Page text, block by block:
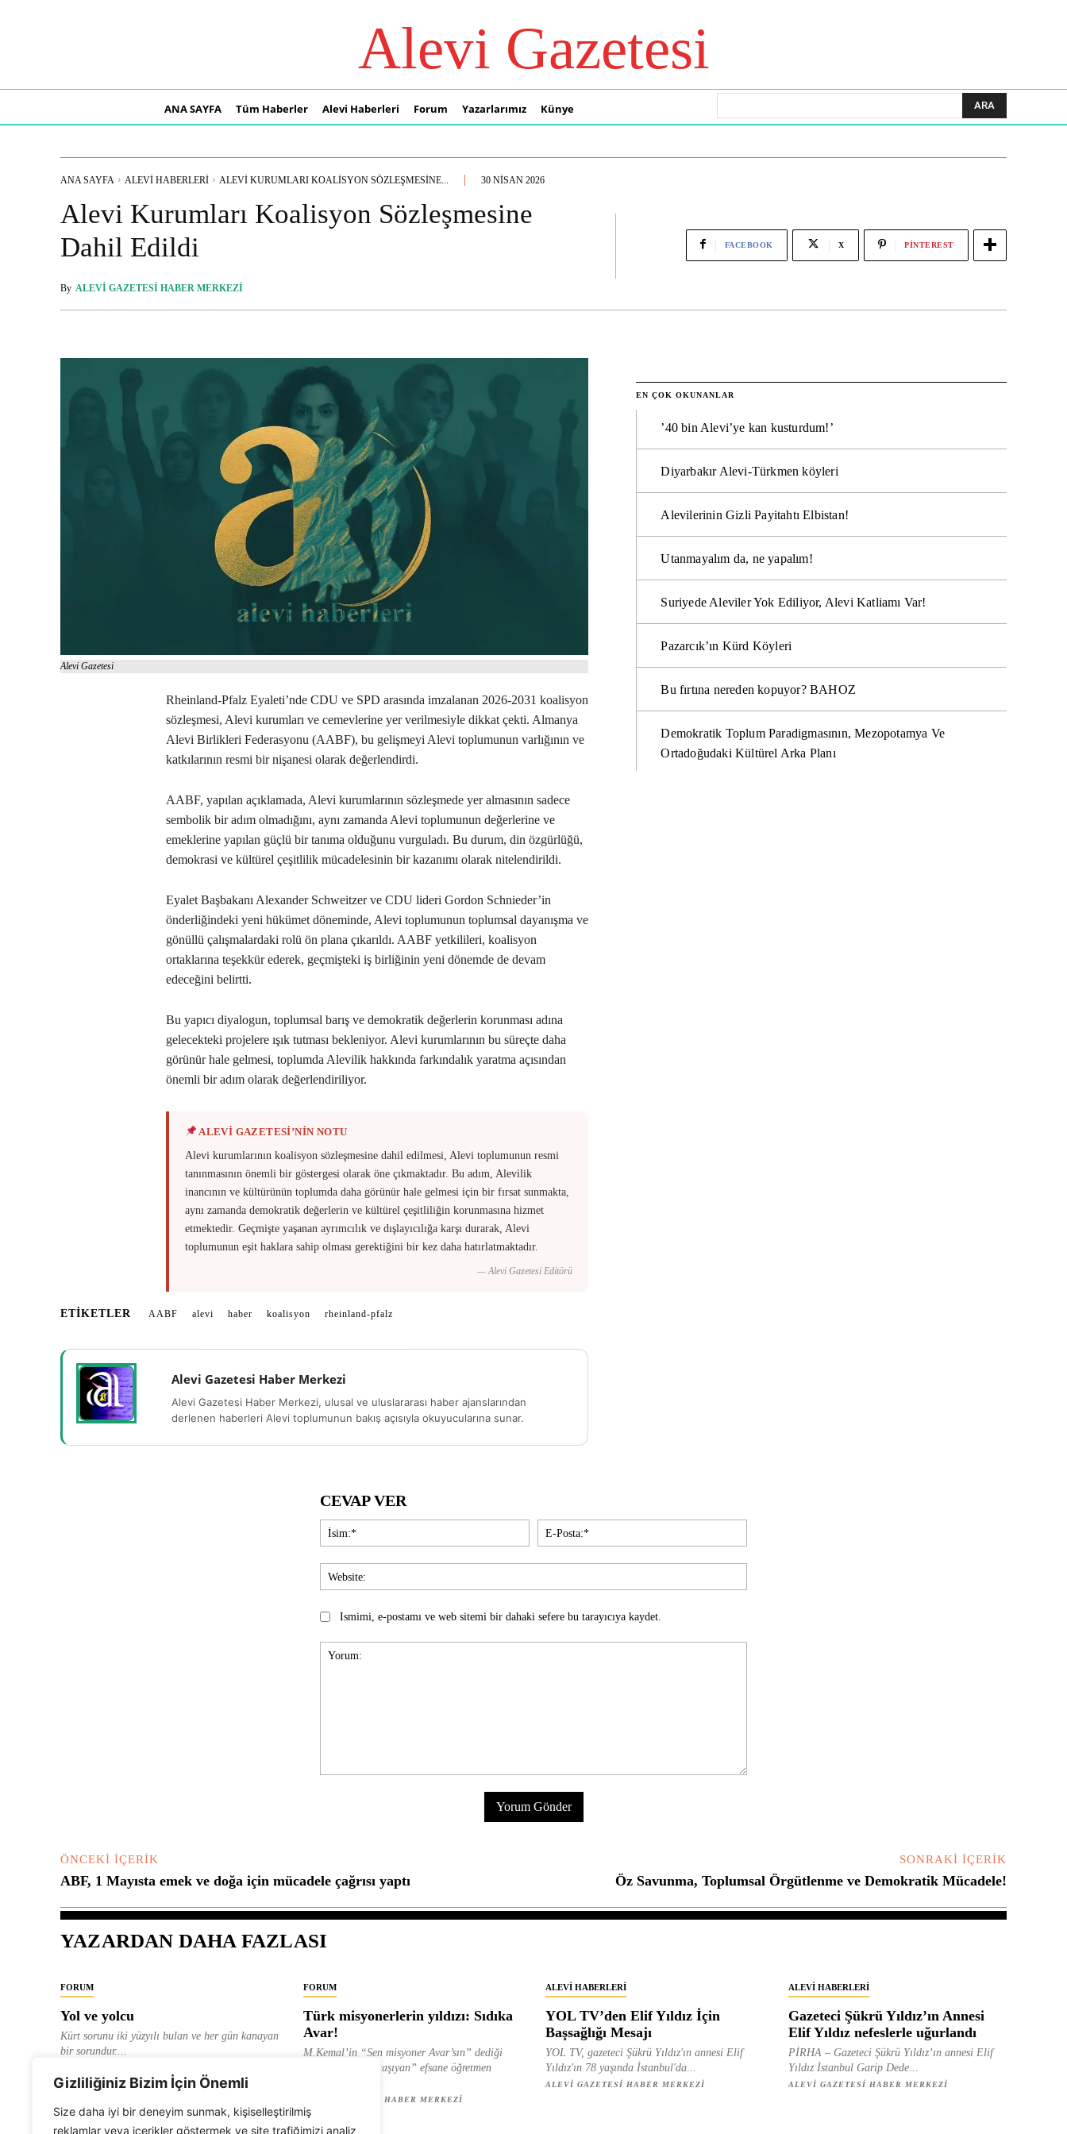
Gizliliğiniz Bizim İçin Önemli
Size daha iyi bir deneyim sunmak, kişiselleştirilmiş
reklamlar veya içerikler göstermek ve site trafiğimizi analiz
Alevi Gazetesi
ANA SAYFA Tüm Haberler Alevi Haberleri Forum Yazarlarımız Künye ARA
ANA SAYFA ALEVI HABERLERI ALEVI KURUMLARI KOALISYON SÖZLEŞMESINE... 30 NISAN 2026
Alevi Kurumları Koalisyon Sözleşmesine
Dahil Edildi
By ALEVI GAZETESI HABER MERKEZI
FACEBOOK X PINTEREST
Alevi Gazetesi
Rheinland-Pfalz Eyaleti’nde CDU ve SPD arasında imzalanan 2026-2031 koalisyon
sözleşmesi, Alevi kurumları ve cemevlerine yer verilmesiyle dikkat çekti. Almanya
Alevi Birlikleri Federasyonu (AABF), bu gelişmeyi Alevi toplumunun varlığının ve
katkılarının resmi bir nişanesi olarak değerlendirdi.
AABF, yapılan açıklamada, Alevi kurumlarının sözleşmede yer almasının sadece
sembolik bir adım olmadığını, aynı zamanda Alevi toplumunun değerlerine ve
emeklerine yapılan güçlü bir tanıma olduğunu vurguladı. Bu durum, din özgürlüğü,
demokrasi ve kültürel çeşitlilik mücadelesinin bir kazanımı olarak nitelendirildi.
Eyalet Başbakanı Alexander Schweitzer ve CDU lideri Gordon Schnieder’in
önderliğindeki yeni hükümet döneminde, Alevi toplumunun toplumsal dayanışma ve
gönüllü çalışmalardaki rolü ön plana çıkarıldı. AABF yetkilileri, koalisyon
ortaklarına teşekkür ederek, geçmişteki iş birliğinin yeni dönemde de devam
edeceğini belirtti.
Bu yapıcı diyalogun, toplumsal barış ve demokratik değerlerin korunması adına
gelecekteki projelere ışık tutması bekleniyor. Alevi kurumlarının bu süreçte daha
görünür hale gelmesi, toplumda Alevilik hakkında farkındalık yaratma açısından
önemli bir adım olarak değerlendiriliyor.
ALEVİ GAZETESİ’NİN NOTU
Alevi kurumlarının koalisyon sözleşmesine dahil edilmesi, Alevi toplumunun resmi
tanınmasının önemli bir göstergesi olarak öne çıkmaktadır. Bu adım, Alevilik
inancının ve kültürünün toplumda daha görünür hale gelmesi için bir fırsat sunmakta,
aynı zamanda demokratik değerlerin ve kültürel çeşitliliğin korunmasına hizmet
etmektedir. Geçmişte yaşanan ayrımcılık ve dışlayıcılığa karşı durarak, Alevi
toplumunun eşit haklara sahip olması gerektiğini bir kez daha hatırlatmaktadır.
— Alevi Gazetesi Editörü
ETIKETLER AABF alevi haber koalisyon rheinland-pfalz
Alevi Gazetesi Haber Merkezi
Alevi Gazetesi Haber Merkezi, ulusal ve uluslararası haber ajanslarından
derlenen haberleri Alevi toplumunun bakış açısıyla okuyucularına sunar.
EN ÇOK OKUNANLAR
’40 bin Alevi’ye kan kusturdum!’
Diyarbakır Alevi-Türkmen köyleri
Alevilerinin Gizli Payitahtı Elbistan!
Utanmayalım da, ne yapalım!
Suriyede Aleviler Yok Ediliyor, Alevi Katliamı Var!
Pazarcık’ın Kürd Köyleri
Bu fırtına nereden kopuyor? BAHOZ
Demokratik Toplum Paradigmasının, Mezopotamya Ve
Ortadoğudaki Kültürel Arka Planı
CEVAP VER
İsim:*
Posta:*
Ismimi, e-postamı ve web sitemi bir dahaki sefere bu tarayıcıya kaydet.
ÖNCEKI İÇERIK
ABF, 1 Mayısta emek ve doğa için mücadele çağrısı yaptı
SONRAKI İÇERIK
Öz Savunma, Toplumsal Örgütlenme ve Demokratik Mücadele!
YAZARDAN DAHA FAZLASI
FORUM
Yol ve yolcu
Kürt sorunu iki yüzyılı bulan ve her gün kanayan
bir sorundur....
FORUM
Türk misyonerlerin yıldızı: Sıdıka
Avar!
M.Kemal’in “Sen misyoner Avar’sın” dediği
ve “dağlara ışık taşıyan” efsane öğretmen
ALEVI GAZETESI HABER MERKEZI
ALEVI HABERLERI
YOL TV’den Elif Yıldız İçin
Başsağlığı Mesajı
YOL TV, gazeteci Şükrü Yıldız'ın annesi Elif
Yıldız'ın 78 yaşında İstanbul'da...
ALEVI GAZETESI HABER MERKEZI
ALEVI HABERLERI
Gazeteci Şükrü Yıldız’ın Annesi
Elif Yıldız nefeslerle uğurlandı
PİRHA – Gazeteci Şükrü Yıldız’ın annesi Elif
Yıldız İstanbul Garip Dede...
ALEVI GAZETESI HABER MERKEZI